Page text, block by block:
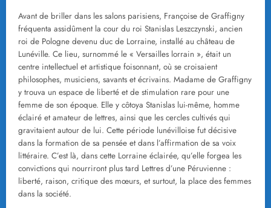
Avant de briller dans les salons parisiens, Françoise de Graffigny
fréquenta assidûment la cour du roi Stanislas Leszczynski, ancien
roi de Pologne devenu duc de Lorraine, installé au château de
Lunéville. Ce lieu, surnommé le « Versailles lorrain », était un
centre intellectuel et artistique foisonnant, où se croisaient
philosophes, musiciens, savants et écrivains. Madame de Graffigny
y trouva un espace de liberté et de stimulation rare pour une
femme de son époque. Elle y côtoya Stanislas lui-même, homme
éclairé et amateur de lettres, ainsi que les cercles cultivés qui
gravitaient autour de lui. Cette période lunévilloise fut décisive
dans la formation de sa pensée et dans l’affirmation de sa voix
littéraire. C’est là, dans cette Lorraine éclairée, qu’elle forgea les
convictions qui nourriront plus tard Lettres d’une Péruvienne :
liberté, raison, critique des mœurs, et surtout, la place des femmes
dans la société.